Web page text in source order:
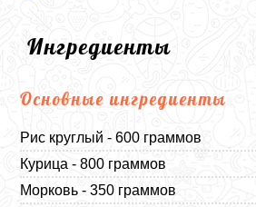
Ингредиенты
Основные ингредиенты
Рис круглый - 600 граммов
Курица - 800 граммов
Морковь - 350 граммов